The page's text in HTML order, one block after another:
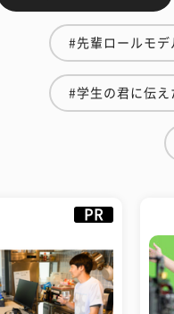
#先輩ロールモデ
#学生の君に伝え
PR